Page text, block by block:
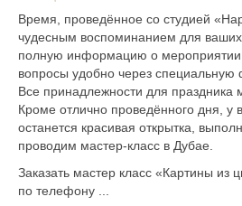
Время, проведённое со студией
чудесным воспоминанием для ваших
полную информацию о мероприятии
вопросы удобно через специальную
Все принадлежности для праздника
Кроме отлично проведённого дня, у
останется красивая открытка,
проводим мастер-класс в Дубае.
Заказать мастер класс «Картины из
по телефону ...